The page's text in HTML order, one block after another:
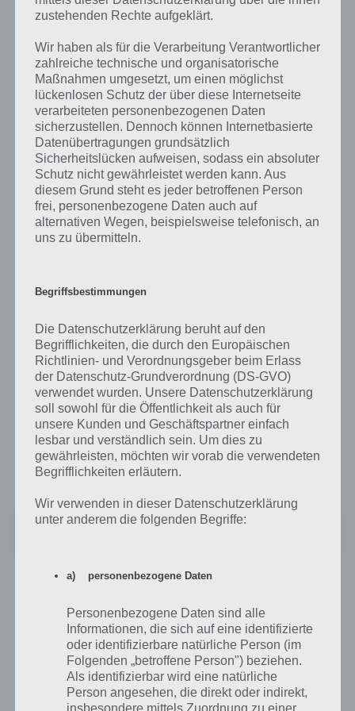
verfolgen.
Fußball und Formel 1 im Live Stream
Die meisten werden sich Sky aber aufgrund der Bundesliga oder
UEFA Champions League Rechte geholt haben. Wer entsprechendes
Sport Abo bezieht, kann sich über Sky Go den aktuellen Fußball Live
Stream oder Formel 1 Stream kostenlos und mit deutschen
Kommentatoren von unterwegs anschauen.
Sky Go App herunterladen
aktuelle Fußball Geschehen im Live Stream verfolgen, vorausgesetzt
man hat das Abo geholt. Auch für Android wird es die Sky Go App in
App für iPhone, iPad und iPod Touch im
iTunes App Store
Als universal App könnt ihr euch Sky Go im iTunes App Store holen.
Diese steht nun gratis für alle Sky Kunden zur Verfügung. Dabei wird
mindestens iOS 4.3 benötigt. Allerdings gibt es noch kein AirPlay in
der App.
Sky Go
Wer auf der Suche nach einer Android Version von Sky Go ist, den
müssen wir vorerst noch enttäuschen. Bisher ist Sky Go noch nicht
bei Google Play erschienen. Wir haben aber mal bei Sky offiziell
nachgefragt und folgende Antwort erhalten:
zustehenden Rechte aufgeklärt.
Wir haben als für die Verarbeitung Verantwortlicher
zahlreiche technische und organisatorische
Maßnahmen umgesetzt, um einen möglichst
lückenlosen Schutz der über diese Internetseite
verarbeiteten personenbezogenen Daten
sicherzustellen. Dennoch können Internetbasierte
Datenübertragungen grundsätzlich
Sicherheitslücken aufweisen, sodass ein absoluter
Schutz nicht gewährleistet werden kann. Aus
diesem Grund steht es jeder betroffenen Person
frei, personenbezogene Daten auch auf
alternativen Wegen, beispielsweise telefonisch, an
uns zu übermitteln.
Begriffsbestimmungen
Die Datenschutzerklärung beruht auf den
Begrifflichkeiten, die durch den Europäischen
Richtlinien- und Verordnungsgeber beim Erlass
der Datenschutz-Grundverordnung (DS-GVO)
verwendet wurden. Unsere Datenschutzerklärung
soll sowohl für die Öffentlichkeit als auch für
unsere Kunden und Geschäftspartner einfach
lesbar und verständlich sein. Um dies zu
gewährleisten, möchten wir vorab die verwendeten
Begrifflichkeiten erläutern.
Wir verwenden in dieser Datenschutzerklärung
unter anderem die folgenden Begriffe:
a) personenbezogene Daten
Personenbezogene Daten sind alle
Informationen, die sich auf eine identifizierte
oder identifizierbare natürliche Person (im
Folgenden „betroffene Person") beziehen.
Als identifizierbar wird eine natürliche
Person angesehen, die direkt oder indirekt,
insbesondere mittels Zuordnung zu einer